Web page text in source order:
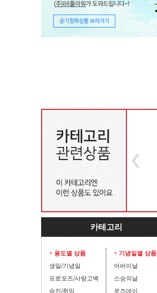
카테고리
+ 용도별 상품
생일/기념일
프로포즈/사랑고백
승진/취임
+ 기념일별 상품
어버이날
스승의날
로즈데이